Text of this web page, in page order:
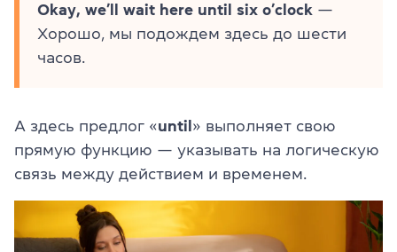
Okay, we’ll wait here until six o’clock —
Хорошо, мы подождем здесь до шести
часов.
А здесь предлог «until » выполняет свою
прямую функцию — указывать на логическую
связь между действием и временем.